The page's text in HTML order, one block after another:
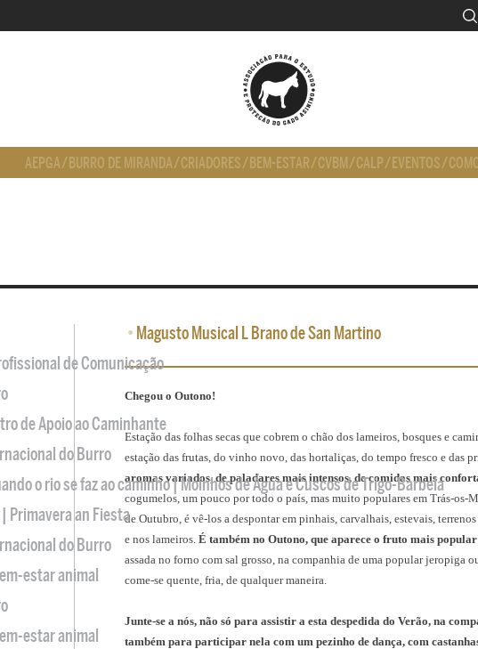
AEPGA/ BURRO DE MIRANDA/CRIADORES/ BEM-ESTAR/CVBM/CALP/ EVENTOS/
• Magusto Musical L Brano de San Martino
Chegou o Outono!
Estação das folhas secas que cobrem o chão dos lameiros, bosques e
estação das frutas, do vinho novo, das hortaliças, do tempo fresco e das
aromas variados, de paladares mais intensos, de comidas mais
cogumelos, um pouco por todo o país, mas muito populares em Trás-os-
de Outubro, é vê-los a despontar em pinhais, carvalhais, estevais,
e nos lameiros. É também no Outono, que aparece o fruto mais
assada no forno com sal grosso, na companhia de uma popular jeropiga
come-se quente, fria, de qualquer maneira.
Junte-se a nós, não só para assistir a esta despedida do Verão, na
também para participar nela com um pezinho de dança, com
de Comunicação
de Apoio ao Caminhante
do Burro
o rio se faz ao caminho | Moinhos de Água e Cuscos de Trigo-Barbela
Primavera an Fiesta
do Burro
estar animal
estar animal